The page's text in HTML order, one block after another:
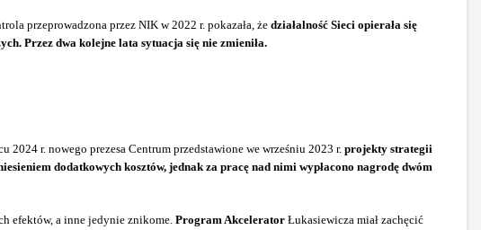
przeprowadzona przez NIK w 2022 r. pokazała, że działalność Sieci opierała się
Przez dwa kolejne lata sytuacja się nie zmieniła.
2024 r. nowego prezesa Centrum przedstawione we wrześniu 2023 r. projekty strategii
dodatkowych kosztów, jednak za pracę nad nimi wypłacono nagrodę dwóm
efektów, a inne jedynie znikome. Program Akcelerator Łukasiewicza miał zachęcić